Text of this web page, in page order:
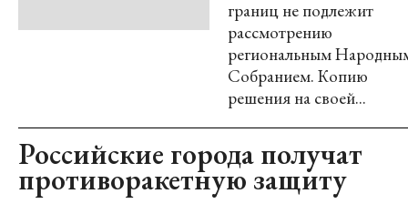
границ не подлежит
рассмотрению
региональным
Собранием. Копию
решения на своей...
Российские города получат
противоракетную защиту